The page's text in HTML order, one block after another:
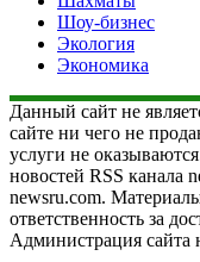
Шоу-бизнес
Экология
Экономика
Данный сайт не
сайте ни чего не
услуги не
новостей RSS канала
newsru.com.
ответственность за
Администрация сайта